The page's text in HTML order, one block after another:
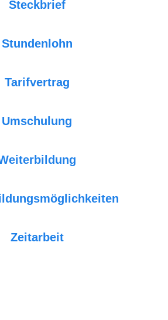
Steckbrief
Stundenlohn
Tarifvertrag
Umschulung
Zeitarbeit